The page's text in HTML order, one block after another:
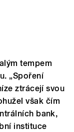
tempem
„Spoření
ztrácejí svou
však čím
bank,
instituce